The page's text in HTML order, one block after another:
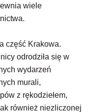
wiele
część Krakowa.
odrodziła się w
wydarzeń
murali,
z rękodziełem,
również niezliczonej